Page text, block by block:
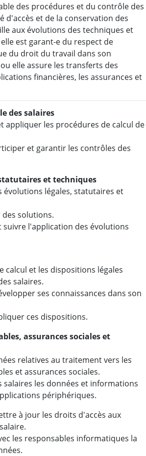
des procédures et du contrôle des
d'accès et de la conservation des
aux évolutions des techniques et
est garant-e du respect de
du droit du travail dans son
elle assure les transferts des
financières, les assurances et
des salaires
appliquer les procédures de calcul de
et garantir les contrôles des
et techniques
évolutions légales, statutaires et
solutions.
l'application des évolutions
calcul et les dispositions légales
salaires.
ses connaissances dans son
ces dispositions.
assurances sociales et
relatives au traitement vers les
et assurances sociales.
salaires les données et informations
périphériques.
à jour les droits d'accès aux
les responsables informatiques la